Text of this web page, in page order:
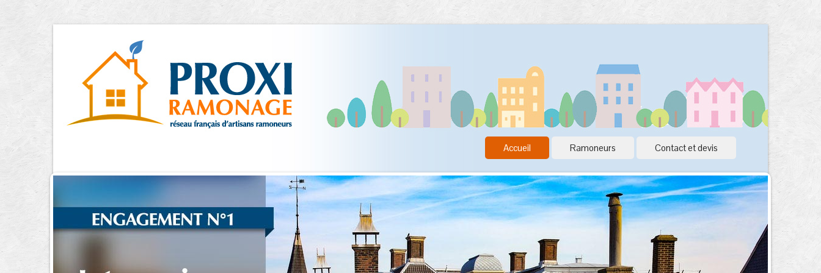
Accueil Ramoneurs Contact et devis